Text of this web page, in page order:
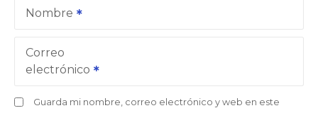
Nombre
Correo
electrónico
Guarda mi nombre, correo electrónico y web en este